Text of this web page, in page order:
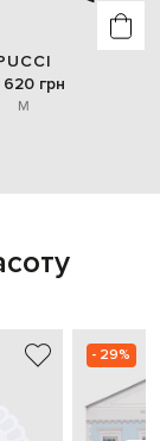
620 грн
M
- 29%